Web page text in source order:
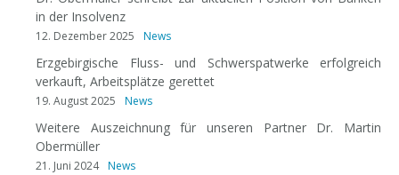
in der Insolvenz
12. Dezember 2025 News
Erzgebirgische Fluss- und Schwerspatwerke erfolgreich
verkauft, Arbeitsplätze gerettet
19. August 2025 News
Weitere Auszeichnung für unseren Partner Dr. Martin
Obermüller
21. Juni 2024 News